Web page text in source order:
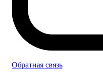
Обратная связь